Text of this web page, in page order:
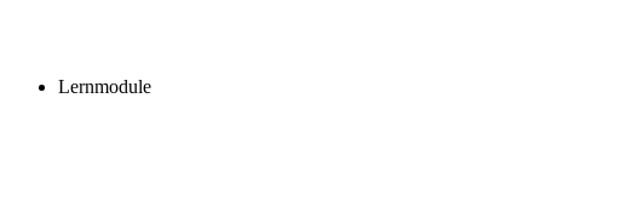
Lernmodule